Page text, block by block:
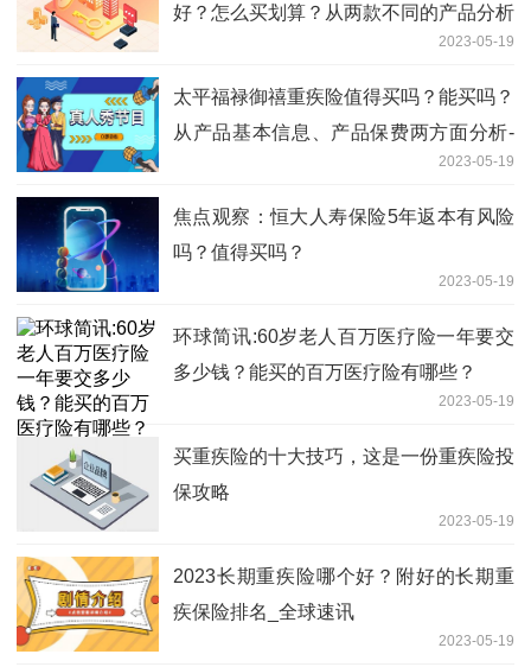
好？怎么买划算？从两款不同的产品分析
2023-05-19
太平福禄御禧重疾险值得买吗？能买吗？
从产品基本信息、产品保费两方面分析-
2023-05-19
焦点观察：恒大人寿保险5年返本有风险
吗？值得买吗？
2023-05-19
环球简讯:60岁老人百万医疗险一年要交
多少钱？能买的百万医疗险有哪些？
2023-05-19
买重疾险的十大技巧，这是一份重疾险投
保攻略
2023-05-19
2023长期重疾险哪个好？附好的长期重
疾保险排名_全球速讯
2023-05-19